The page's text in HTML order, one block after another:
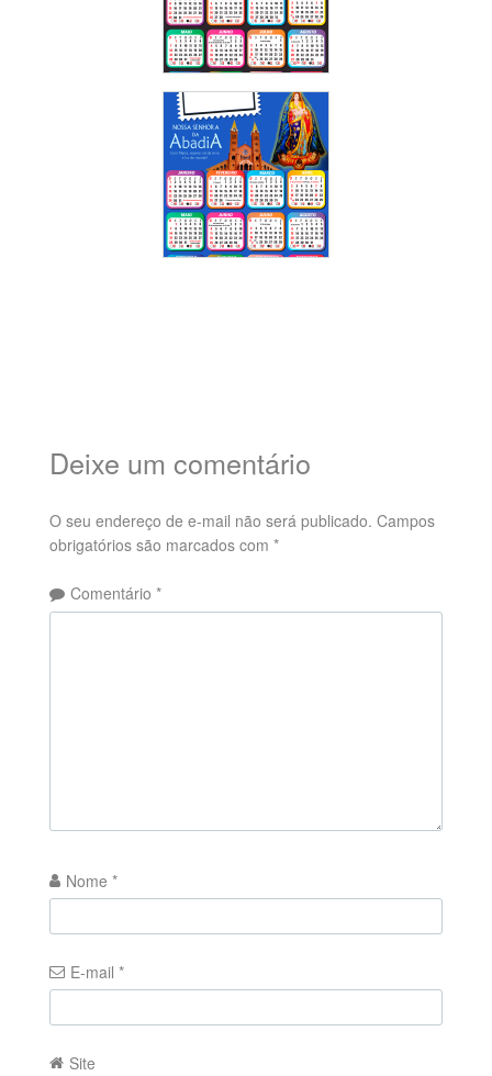
Deixe um comentário
O seu endereço de e-mail não será publicado. Campos
obrigatórios são marcados com *
Comentário *
Nome *
E-mail *
Site